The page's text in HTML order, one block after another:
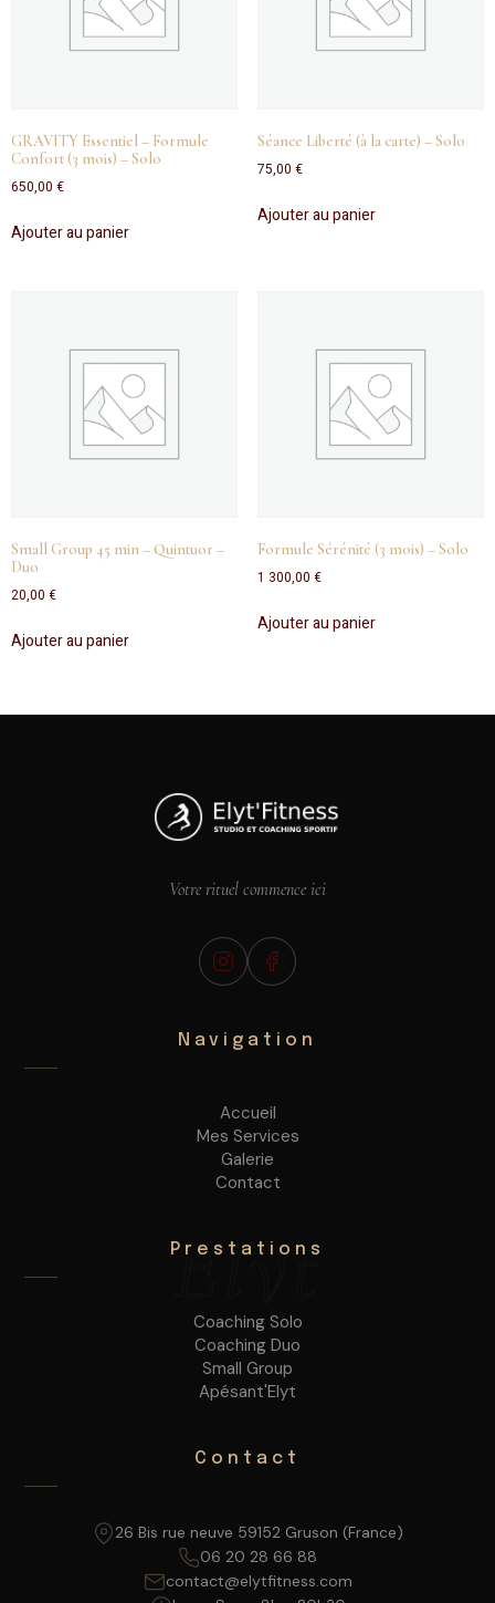
GRAVITY Essentiel – Formule
Confort (3 mois) – Solo
650,00 €
Ajouter au panier
Séance Liberté (à la carte) – Solo
75,00 €
Ajouter au panier
Small Group 45 min – Quintuor –
Duo
20,00 €
Ajouter au panier
Formule Sérénité (3 mois) – Solo
1 300,00 €
Ajouter au panier
Elyt
Votre rituel commence ici
Navigation
Accueil
Mes Services
Galerie
Contact
Prestations
Coaching Solo
Coaching Duo
Small Group
Apésant'Elyt
Contact
26 Bis rue neuve 59152 Gruson (France)
06 20 28 66 88
contact@elytfitness.com